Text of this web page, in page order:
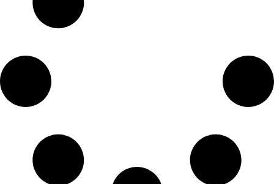
à la fois naïves et matures de cette enfant. Un très beau roman
d’apprentissage sur l’enfance, le passage à l’adolescence, la relation à la
est surtout un livre d’une grande sensibilité, qui porte en lui une petite
musique profonde, drôle, délicate, inoubliable. Également disponible en